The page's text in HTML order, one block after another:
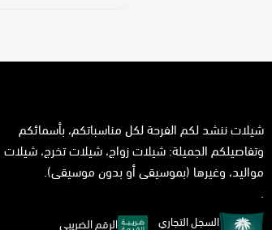
شيلات ننشد لكم الفرحة لكل مناسباتكم، بأسمائكم
وتفاصيلكم الجميلة: شيلات زواج، شيلات تخرج، شيلات
مواليد، وغيرها (بموسيقى أو بدون موسيقى).
.
السجل التجاري الرقم الضريبي